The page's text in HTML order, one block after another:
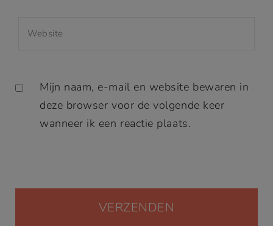
Mijn naam, e-mail en website bewaren in
deze browser voor de volgende keer
wanneer ik een reactie plaats.